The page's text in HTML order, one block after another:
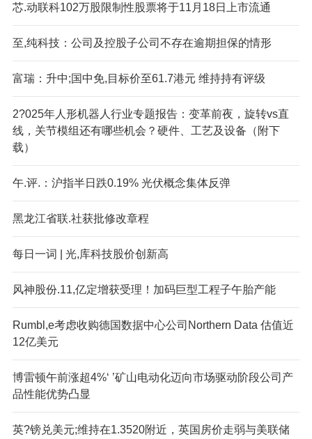
芯.动联科102万股限制性股票将于11月18日上市流通
至,纯科技：公司及控股子公司不存在逾期担保的情形
富瑞：升中;国中免,目标价至61.7港元 维持持有评级
2?025年人形机器人行业专题报告：变革前夜，旋转vs直
线，关节模组还有哪些机会？硬件、工艺及设备（附下
载）
午.评.：沪指半日跌0.19% 光伏概念集体反弹
黑龙江省联.社获批修改章程
每日一词 | 光,库科技股价创新高
风神股份.11,亿定增获受理！加码巨型工程子午胎产能
Rumbl,e考虑收购德国数据中心公司Northern Data 估值近
12亿美元
博雷顿午前涨超4%‘ ’矿山电动化迈向市场驱动阶段公司产
品性能优势凸显
英?镑兑美元;维持在1.3520附近，英国房价走弱与美联储